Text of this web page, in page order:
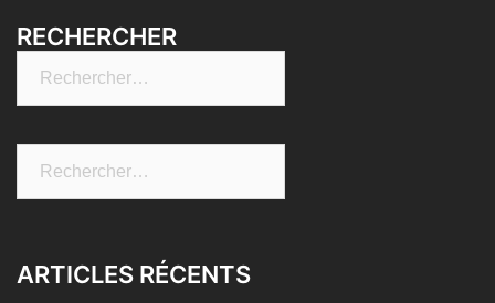
RECHERCHER
ARTICLES RÉCENTS